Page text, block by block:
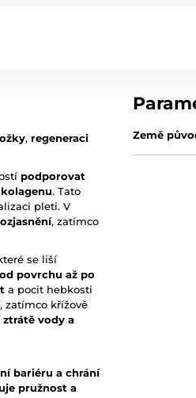
, regeneraci
podporovat
. Tato
pleti. V
, zatímco
se liší
povrchu až po
a pocit hebkosti
, zatímco křížově
vody a
bariéru a chrání
pružnost a
Země